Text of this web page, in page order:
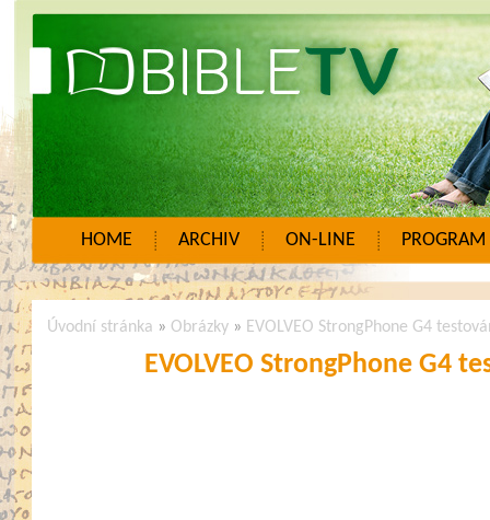
HOME ARCHIV ON-LINE PROGRAM
Úvodní stránka » Obrázky » EVOLVEO StrongPhone G4
EVOLVEO StrongPhone G4